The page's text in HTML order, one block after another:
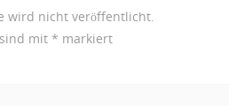
wird nicht veröffentlicht.
mit * markiert